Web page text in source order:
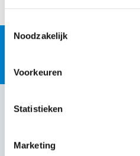
Toestemmingsselectie
Noodzakelijk
Voorkeuren
Statistieken
Marketing
Hulp en inspiratie